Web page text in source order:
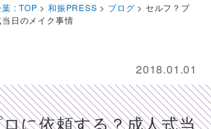
: TOP >和振PRESS > ブログ > セルフ？プ
日のメイク事情
2018.01.01
に依頼する？成人式当